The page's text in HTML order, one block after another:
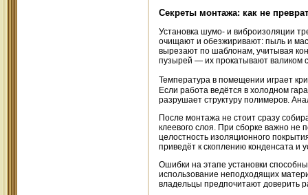
Секреты монтажа: как не
Установка шумо- и виброизоляции
очищают и обезжиривают: пыль и
вырезают по шаблонам, учитывая
пузырей — их прокатывают валиком
Температура в помещении играет
Если работа ведётся в холодном
разрушает структуру полимеров.
После монтажа не стоит сразу
клеевого слоя. При сборке важно
целостность изоляционного
приведёт к скоплению конденсата и
Ошибки на этапе установки
использование неподходящих
владельцы предпочитают доверить